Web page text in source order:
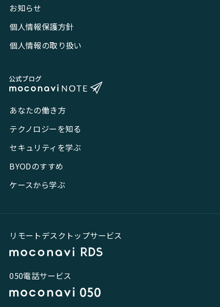
お知らせ
個人情報保護方針
個人情報の取り扱い
あなたの働き方
テクノロジーを知る
セキュリティを学ぶ
BYODのすすめ
ケースから学ぶ
リモートデスクトップサービス
050電話サービス